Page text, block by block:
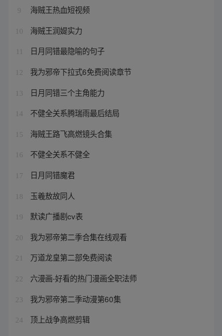
9 海贼王热血短视频
10 海贼王润媞实力
日月同错最隐喻的句子
12 我为邪帝下拉式6免费阅读章节
13 日月同错三个主角能力
14 不健全关系腾瑞雨最后结局
15 海贼王路飞高燃镜头合集
16 不健全关系不健全
17 日月同错魔君
18 玉羲敖故同人
19 默读广播剧cv表
20 我为邪帝第二季合集在线观看
21 万道龙皇第二部免费阅读
22 六漫画-好看的热门漫画全职法师
23 我为邪帝第二季动漫第60集
24
顶上战争高燃剪辑